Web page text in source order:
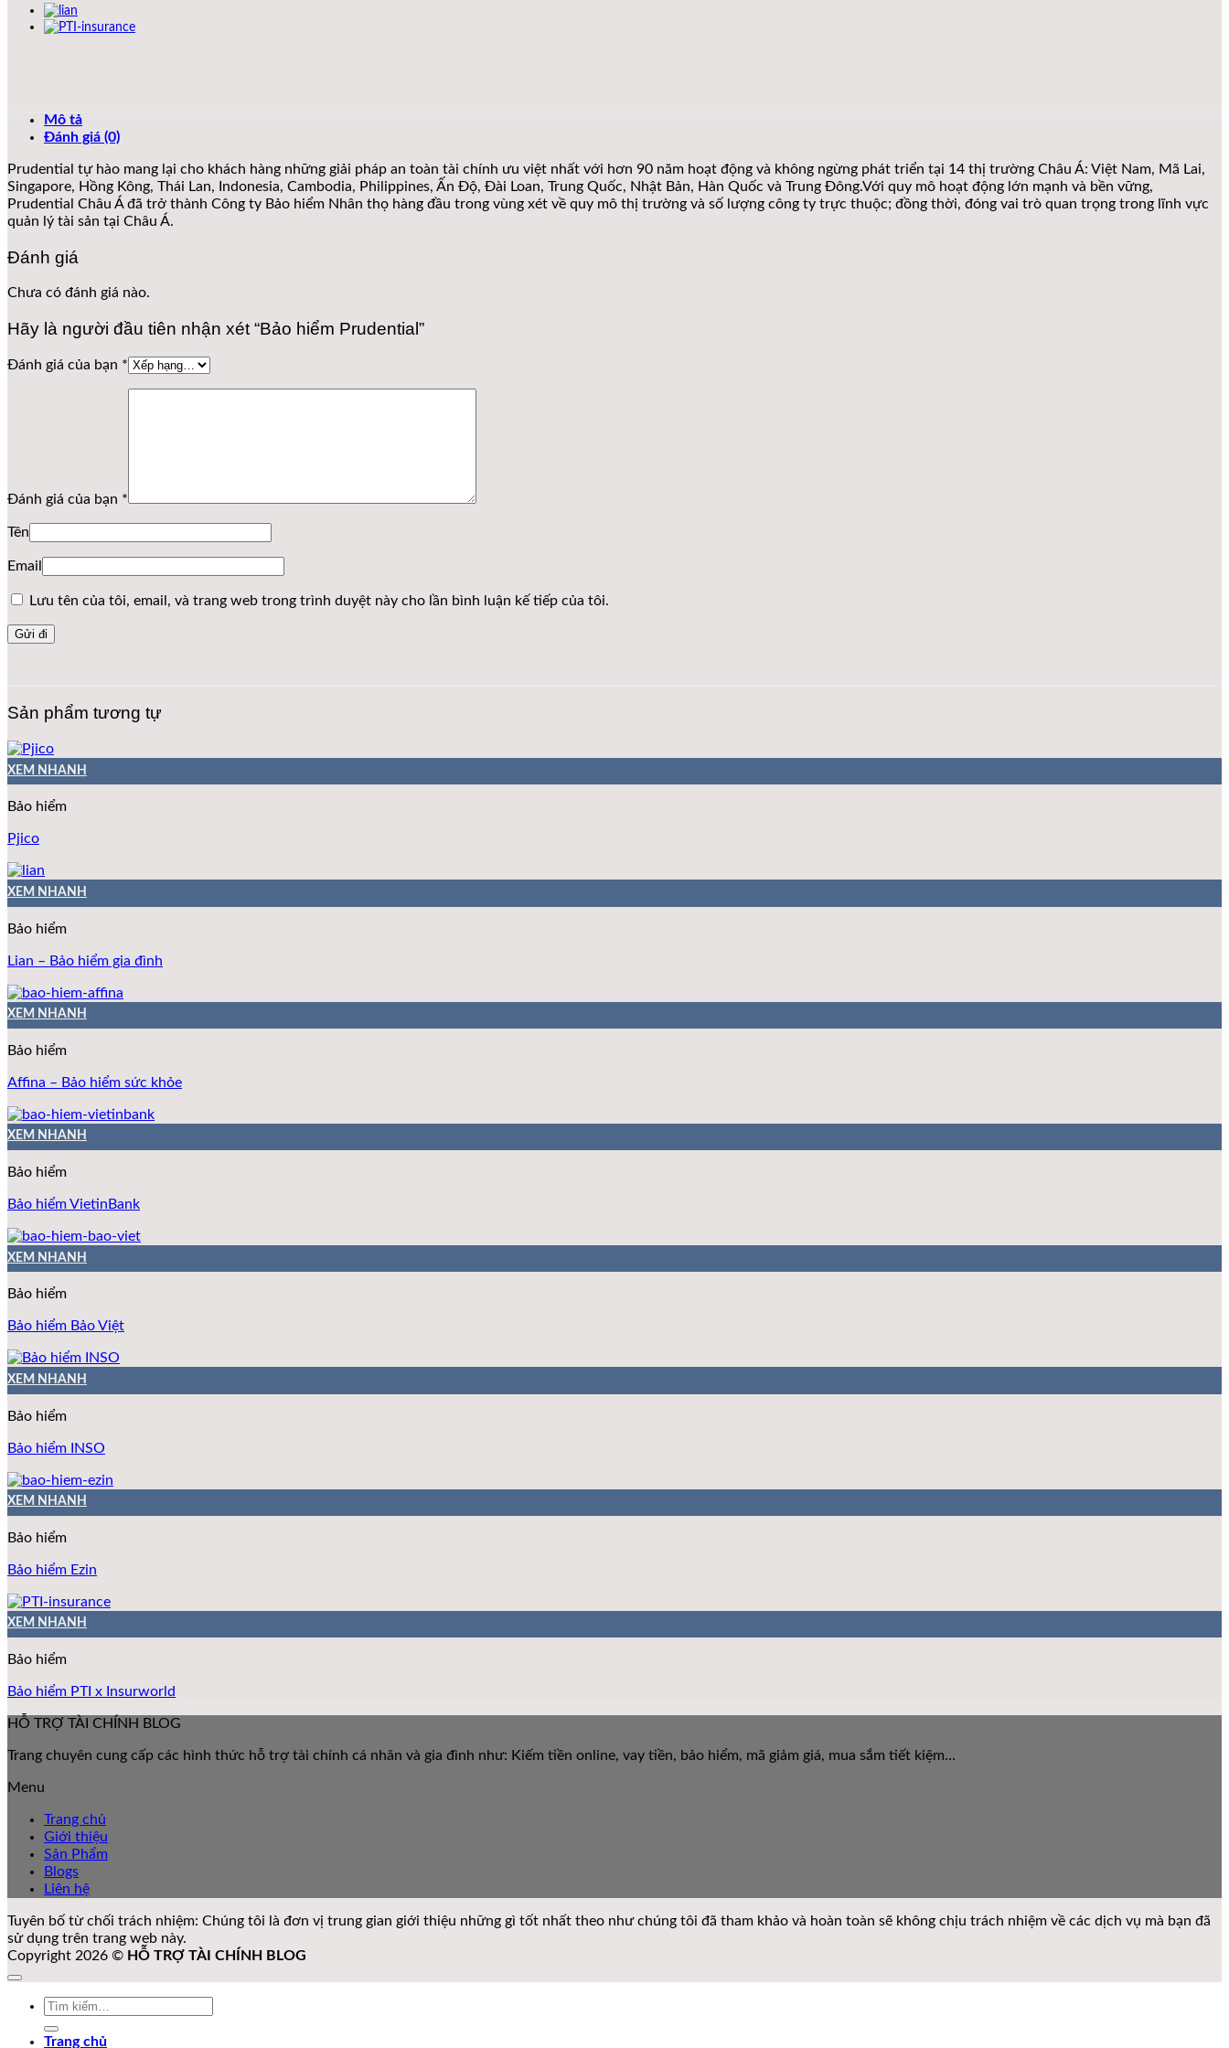
Mô tả
Đánh giá (0)
Prudential tự hào mang lại cho khách hàng những giải pháp an toàn tài chính ưu việt nhất với hơn 90 năm hoạt động và không ngừng phát triển tại 14 thị trường Châu Á: Việt Nam, Mã Lai,
Singapore, Hồng Kông, Thái Lan, Indonesia, Cambodia, Philippines, Ấn Độ, Đài Loan, Trung Quốc, Nhật Bản, Hàn Quốc và Trung Đông.Với quy mô hoạt động lớn mạnh và bền vững,
Prudential Châu Á đã trở thành Công ty Bảo hiểm Nhân thọ hàng đầu trong vùng xét về quy mô thị trường và số lượng công ty trực thuộc; đồng thời, đóng vai trò quan trọng trong lĩnh vực
quản lý tài sản tại Châu Á.
Đánh giá
Chưa có đánh giá nào.
Hãy là người đầu tiên nhận xét “Bảo hiểm Prudential”
Đánh giá của bạn *
Đánh giá của bạn *
Tên
Email
Lưu tên của tôi, email, và trang web trong trình duyệt này cho lần bình luận kế tiếp của tôi.
Sản phẩm tương tự
XEM NHANH
Bảo hiểm
Pjico
XEM NHANH
Bảo hiểm
Lian – Bảo hiểm gia đình
XEM NHANH
Bảo hiểm
Affina – Bảo hiểm sức khỏe
XEM NHANH
Bảo hiểm
Bảo hiểm VietinBank
XEM NHANH
Bảo hiểm
Bảo hiểm Bảo Việt
XEM NHANH
Bảo hiểm
Bảo hiểm INSO
XEM NHANH
Bảo hiểm
Bảo hiểm Ezin
XEM NHANH
Bảo hiểm
Bảo hiểm PTI x Insurworld
HỖ TRỢ TÀI CHÍNH BLOG
Trang chuyên cung cấp các hình thức hỗ trợ tài chính cá nhân và gia đình như: Kiếm tiền online, vay tiền, bảo hiểm, mã giảm giá, mua sắm tiết kiệm…
Menu
Trang chủ
Giới thiệu
Sản Phẩm
Blogs
Liên hệ
Tuyên bố từ chối trách nhiệm: Chúng tôi là đơn vị trung gian giới thiệu những gì tốt nhất theo như chúng tôi đã tham khảo và hoàn toàn sẽ không chịu trách nhiệm về các dịch vụ mà bạn đã
sử dụng trên trang web này.
Copyright 2026 © HỖ TRỢ TÀI CHÍNH BLOG
Tìm
Trang chủ